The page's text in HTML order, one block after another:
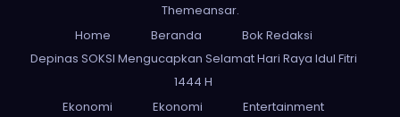
Themeansar.
Home
Beranda
Bok Redaksi
Depinas SOKSI Mengucapkan Selamat Hari Raya Idul Fitri
1444 H
Ekonomi
Ekonomi
Entertainment